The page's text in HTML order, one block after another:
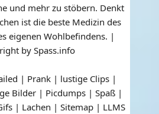
und mehr zu stöbern. Denkt
ist die beste Medizin des
eigenen Wohlbefindens. |
by Spass.info
| Prank | lustige Clips |
Bilder | Picdumps | Spaß |
| Lachen | Sitemap | LLMS